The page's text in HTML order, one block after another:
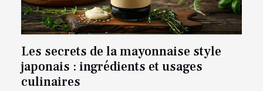
Les secrets de la mayonnaise style
japonais : ingrédients et usages
culinaires